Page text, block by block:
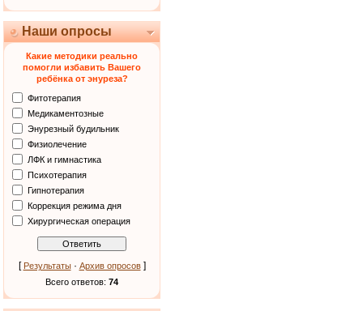
Наши опросы
Какие методики реально
помогли избавить Вашего
ребёнка от энуреза?
Фитотерапия
Медикаментозные
Энурезный будильник
Физиолечение
ЛФК и гимнастика
Психотерапия
Гипнотерапия
Коррекция режима дня
Хирургическая операция
[ Результаты· Архив опросов]
Всего ответов: 74